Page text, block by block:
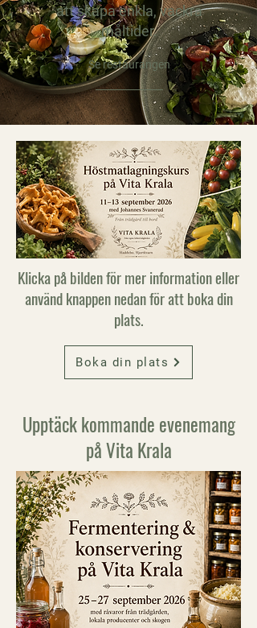
att skapa enkla, vackra
måltider.
Se restaurangen
Klicka på bilden för mer information eller
använd knappen nedan för att boka din
plats.
Boka din plats
Upptäck kommande evenemang
på Vita Krala